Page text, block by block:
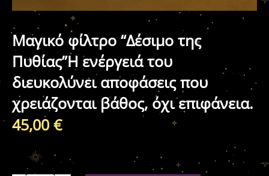
Μαγικό φίλτρο “Δέσιμο της
Πυθίας”Η ενέργειά του
διευκολύνει αποφάσεις που
χρειάζονται βάθος, όχι επιφάνεια.
45,00 €